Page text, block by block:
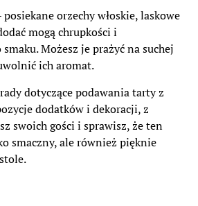
orzechy włoskie, laskowe
mogą chrupkości i
Możesz je prażyć na suchej
ich aromat.
dotyczące podawania tarty z
dodatków i dekoracji, z
swoich gości i sprawisz, że ten
smaczny, ale również pięknie